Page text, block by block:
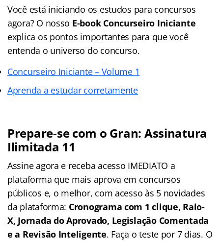
Você está iniciando os estudos para concursos
agora? O nosso E-book Concurseiro Iniciante
explica os pontos importantes para que você
entenda o universo do concurso.
Concurseiro Iniciante – Volume 1
Aprenda a estudar corretamente
Prepare-se com o Gran: Assinatura
Ilimitada 11
Assine agora e receba acesso IMEDIATO a
plataforma que mais aprova em concursos
públicos e, o melhor, com acesso às 5 novidades
da plataforma: Cronograma com 1 clique, Raio-
X, Jornada do Aprovado, Legislação Comentada
e a Revisão Inteligente. Faça o teste por 7 dias. O